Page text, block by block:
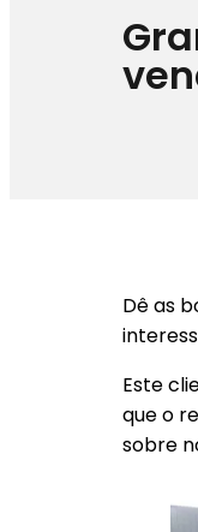
Dê as
Este
que o
sobre